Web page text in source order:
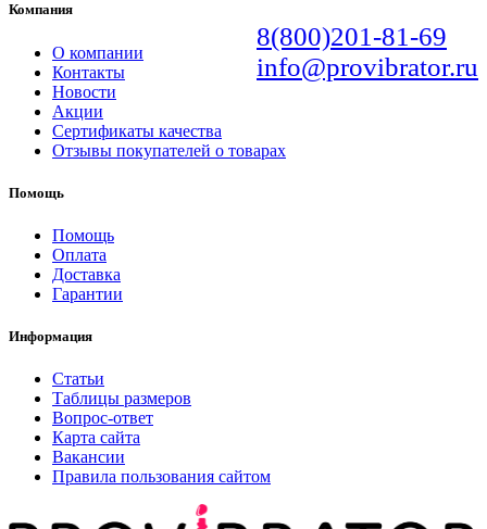
8(800)201-81-69
info@provibrator.ru
Компания
О компании
Контакты
Новости
Акции
Сертификаты качества
Отзывы покупателей о товарах
Помощь
Помощь
Оплата
Доставка
Гарантии
Информация
Статьи
Таблицы размеров
Вопрос-ответ
Карта сайта
Вакансии
Правила пользования сайтом